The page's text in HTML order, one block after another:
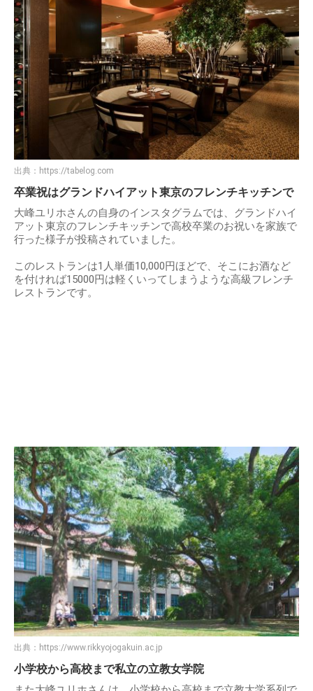
出典： https://tabelog.com
卒業祝はグランドハイアット東京のフレンチキッチンで
大峰ユリホさんの自身のインスタグラムでは、グランドハイ
アット東京のフレンチキッチンで高校卒業のお祝いを家族で
行った様子が投稿されていました。
このレストランは1人単価10,000円ほどで、そこにお酒など
を付ければ15000円は軽くいってしまうような高級フレンチ
レストランです。
出典： https://www.rikkyojogakuin.ac.jp
小学校から高校まで私立の立教女学院